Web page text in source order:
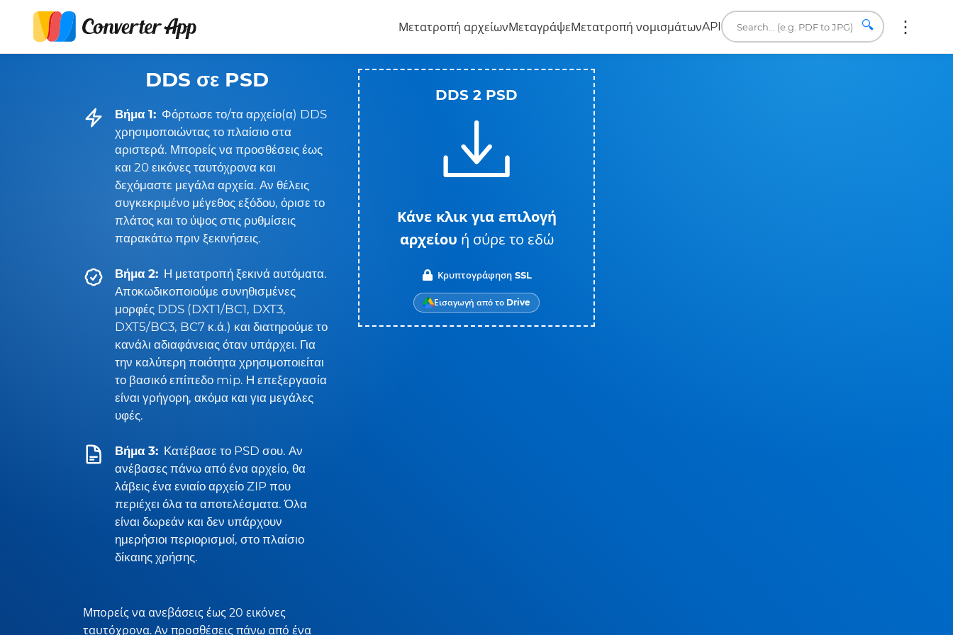
Μετατροπή αρχείωνΜεταγράψεΜετατροπή νομισμάτωνAPI 🔍
DDS σε PSD
Βήμα 1: Φόρτωσε το/τα αρχείο(α) DDS
χρησιμοποιώντας το πλαίσιο στα
αριστερά. Μπορείς να προσθέσεις έως
και 20 εικόνες ταυτόχρονα και
δεχόμαστε μεγάλα αρχεία. Αν θέλεις
συγκεκριμένο μέγεθος εξόδου, όρισε το
πλάτος και το ύψος στις ρυθμίσεις
παρακάτω πριν ξεκινήσεις.
Βήμα 2: Η μετατροπή ξεκινά αυτόματα.
Αποκωδικοποιούμε συνηθισμένες
μορφές DDS (DXT1/BC1, DXT3,
DXT5/BC3, BC7 κ.ά.) και διατηρούμε το
κανάλι αδιαφάνειας όταν υπάρχει. Για
την καλύτερη ποιότητα χρησιμοποιείται
το βασικό επίπεδο mip. Η επεξεργασία
είναι γρήγορη, ακόμα και για μεγάλες
υφές.
Βήμα 3: Κατέβασε το PSD σου. Αν
ανέβασες πάνω από ένα αρχείο, θα
λάβεις ένα ενιαίο αρχείο ZIP που
περιέχει όλα τα αποτελέσματα. Όλα
είναι δωρεάν και δεν υπάρχουν
ημερήσιοι περιορισμοί, στο πλαίσιο
δίκαιης χρήσης.
Μπορείς να ανεβάσεις έως 20 εικόνες
ταυτόχρονα. Αν προσθέσεις πάνω από ένα
DDS 2 PSD
Κάνε κλικ για επιλογή
αρχείου ή σύρε το εδώ
Κρυπτογράφηση SSL
Εισαγωγή από το Drive